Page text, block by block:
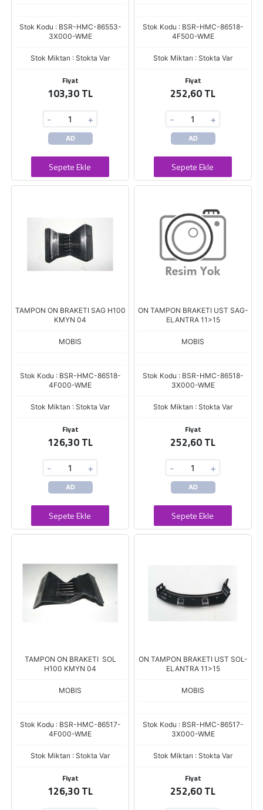
Stok Kodu : BSR-HMC-86553-
3X000-WME
Stok Miktarı : Stokta Var
Fiyat
103,30 TL
- +
AD
Sepete Ekle
Stok Kodu : BSR-HMC-86518-
4F500-WME
Stok Miktarı : Stokta Var
Fiyat
252,60 TL
- +
AD
Sepete Ekle
TAMPON ON BRAKETI SAG H100
KMYN 04
MOBIS
Stok Kodu : BSR-HMC-86518-
4F000-WME
Stok Miktarı : Stokta Var
Fiyat
126,30 TL
- +
AD
Sepete Ekle
ON TAMPON BRAKETI UST SAG-
ELANTRA 11>15
MOBIS
Stok Kodu : BSR-HMC-86518-
3X000-WME
Stok Miktarı : Stokta Var
Fiyat
252,60 TL
- +
AD
Sepete Ekle
TAMPON ON BRAKETI SOL
H100 KMYN 04
MOBIS
Stok Kodu : BSR-HMC-86517-
4F000-WME
Stok Miktarı : Stokta Var
Fiyat
126,30 TL
ON TAMPON BRAKETI UST SOL-
ELANTRA 11>15
MOBIS
Stok Kodu : BSR-HMC-86517-
3X000-WME
Stok Miktarı : Stokta Var
Fiyat
252,60 TL